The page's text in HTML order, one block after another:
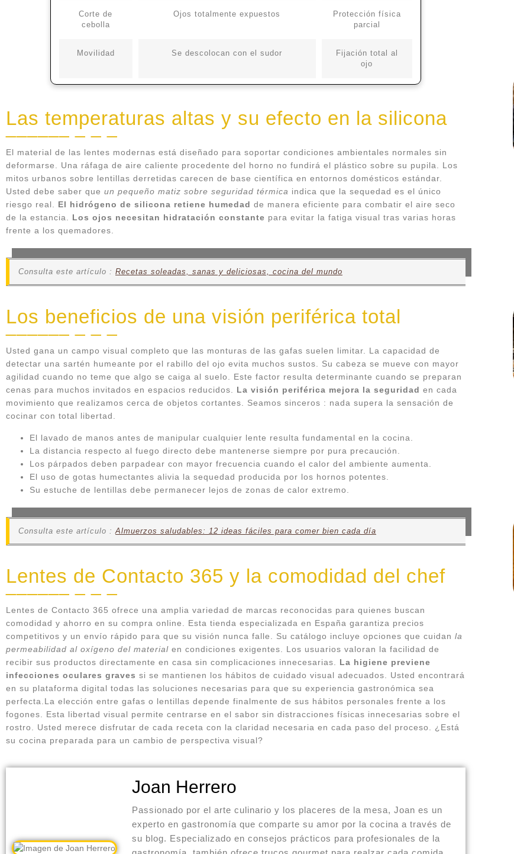
Corte de
cebolla
Ojos totalmente expuestos
Protección física
parcial
Movilidad Se descolocan con el sudor
Fijación total al
ojo
Las temperaturas altas y su efecto en la silicona
El material de las lentes modernas está diseñado para soportar condiciones ambientales normales sin
deformarse. Una ráfaga de aire caliente procedente del horno no fundirá el plástico sobre su pupila. Los
mitos urbanos sobre lentillas derretidas carecen de base científica en entornos domésticos estándar.
Usted debe saber que un pequeño matiz sobre seguridad térmica indica que la sequedad es el único
riesgo real. El hidrógeno de silicona retiene humedad de manera eficiente para combatir el aire seco
de la estancia. Los ojos necesitan hidratación constante para evitar la fatiga visual tras varias horas
frente a los quemadores.
Consulta este artículo : Recetas soleadas, sanas y deliciosas, cocina del mundo
Los beneficios de una visión periférica total
Usted gana un campo visual completo que las monturas de las gafas suelen limitar. La capacidad de
detectar una sartén humeante por el rabillo del ojo evita muchos sustos. Su cabeza se mueve con mayor
agilidad cuando no teme que algo se caiga al suelo. Este factor resulta determinante cuando se preparan
cenas para muchos invitados en espacios reducidos. La visión periférica mejora la seguridad en cada
movimiento que realizamos cerca de objetos cortantes. Seamos sinceros : nada supera la sensación de
cocinar con total libertad.
El lavado de manos antes de manipular cualquier lente resulta fundamental en la cocina.
La distancia respecto al fuego directo debe mantenerse siempre por pura precaución.
Los párpados deben parpadear con mayor frecuencia cuando el calor del ambiente aumenta.
El uso de gotas humectantes alivia la sequedad producida por los hornos potentes.
Su estuche de lentillas debe permanecer lejos de zonas de calor extremo.
Consulta este artículo : Almuerzos saludables: 12 ideas fáciles para comer bien cada día
Lentes de Contacto 365 y la comodidad del chef
Lentes de Contacto 365 ofrece una amplia variedad de marcas reconocidas para quienes buscan
comodidad y ahorro en su compra online. Esta tienda especializada en España garantiza precios
competitivos y un envío rápido para que su visión nunca falle. Su catálogo incluye opciones que cuidan la
permeabilidad al oxígeno del material en condiciones exigentes. Los usuarios valoran la facilidad de
recibir sus productos directamente en casa sin complicaciones innecesarias. La higiene previene
infecciones oculares graves si se mantienen los hábitos de cuidado visual adecuados. Usted encontrará
en su plataforma digital todas las soluciones necesarias para que su experiencia gastronómica sea
perfecta.La elección entre gafas o lentillas depende finalmente de sus hábitos personales frente a los
fogones. Esta libertad visual permite centrarse en el sabor sin distracciones físicas innecesarias sobre el
rostro. Usted merece disfrutar de cada receta con la claridad necesaria en cada paso del proceso. ¿Está
su cocina preparada para un cambio de perspectiva visual?
Joan Herrero
Passionado por el arte culinario y los placeres de la mesa, Joan es un
experto en gastronomía que comparte su amor por la cocina a través de
su blog. Especializado en consejos prácticos para profesionales de la